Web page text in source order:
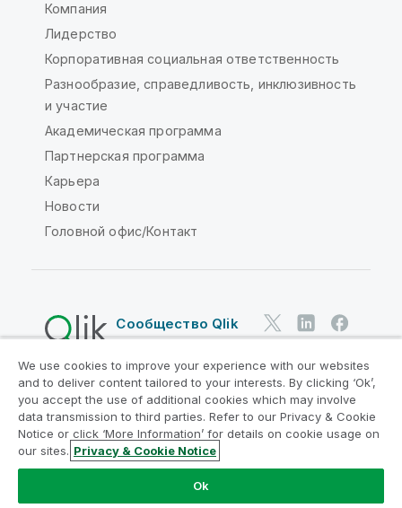
Компания
Лидерство
Корпоративная социальная ответственность
Разнообразие, справедливость, инклюзивность
и участие
Академическая программа
Партнерская программа
Карьера
Новости
Головной офис/Контакт
Сообщество Qlik
Юридические соглашения
Условия использования продуктов
Legal Policies
Юридические положения
Условия использования
Товарные знаки
Do Not Share My Info
© QlikTech International AB, 1993-2026. Все права
We use cookies to improve your experience with our websites
and to deliver content tailored to your interests. By clicking ‘Ok’,
you accept the use of additional cookies which may involve
data transmission to third parties. Refer to our Privacy & Cookie
Notice or click ‘More Information’ for details on cookie usage on
our sites. Privacy & Cookie Notice
Ok